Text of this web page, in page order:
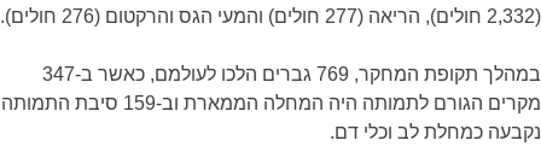
(2,332 חולים), הריאה (277 חולים) והמעי הגס והרקטום (276 חולים).
במהלך תקופת המחקר, 769 גברים הלכו לעולמם, כאשר ב-347
מקרים הגורם לתמותה היה המחלה הממארת וב-159 סיבת התמותה
נקבעה כמחלת לב וכלי דם.